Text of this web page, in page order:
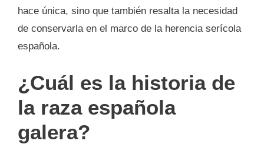
hace única, sino que también resalta la necesidad
de conservarla en el marco de la herencia serícola
española.
¿Cuál es la historia de
la raza española
galera?